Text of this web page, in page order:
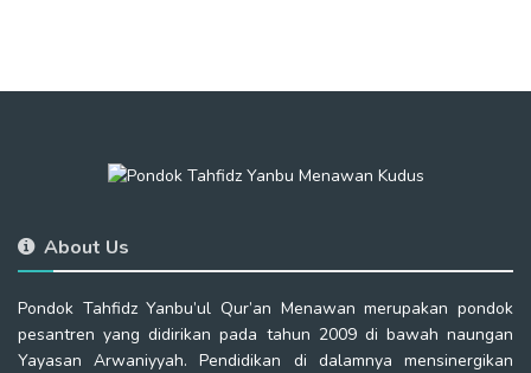
About Us
Pondok Tahfidz Yanbu’ul Qur’an Menawan merupakan pondok
pesantren yang didirikan pada tahun 2009 di bawah naungan
Yayasan Arwaniyyah. Pendidikan di dalamnya mensinergikan